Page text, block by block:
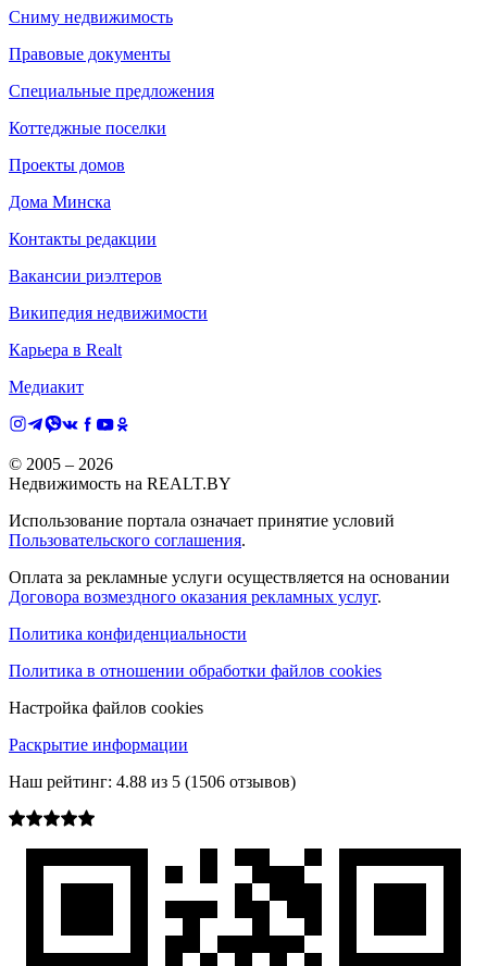
Сниму недвижимость
Правовые документы
Специальные предложения
Коттеджные поселки
Проекты домов
Дома Минска
Контакты редакции
Вакансии риэлтеров
Википедия недвижимости
Карьера в Realt
Медиакит
© 2005 – 2026
Недвижимость на REALT.BY
Использование портала означает принятие условий
Пользовательского соглашения.
Оплата за рекламные услуги осуществляется на основании
Договора возмездного оказания рекламных услуг.
Политика конфиденциальности
Политика в отношении обработки файлов cookies
Настройка файлов cookies
Раскрытие информации
Наш рейтинг: 4.88 из 5 (1506 отзывов)